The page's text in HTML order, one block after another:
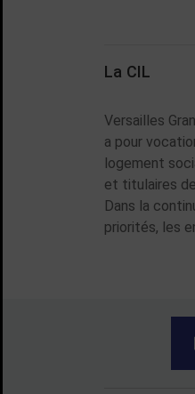
La CIL
Versailles
a pour
logement
et titulaires
Dans la
priorités, les